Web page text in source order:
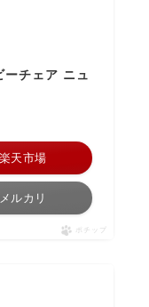
チェア ニュ
楽天市場
メルカリ
ポチップ